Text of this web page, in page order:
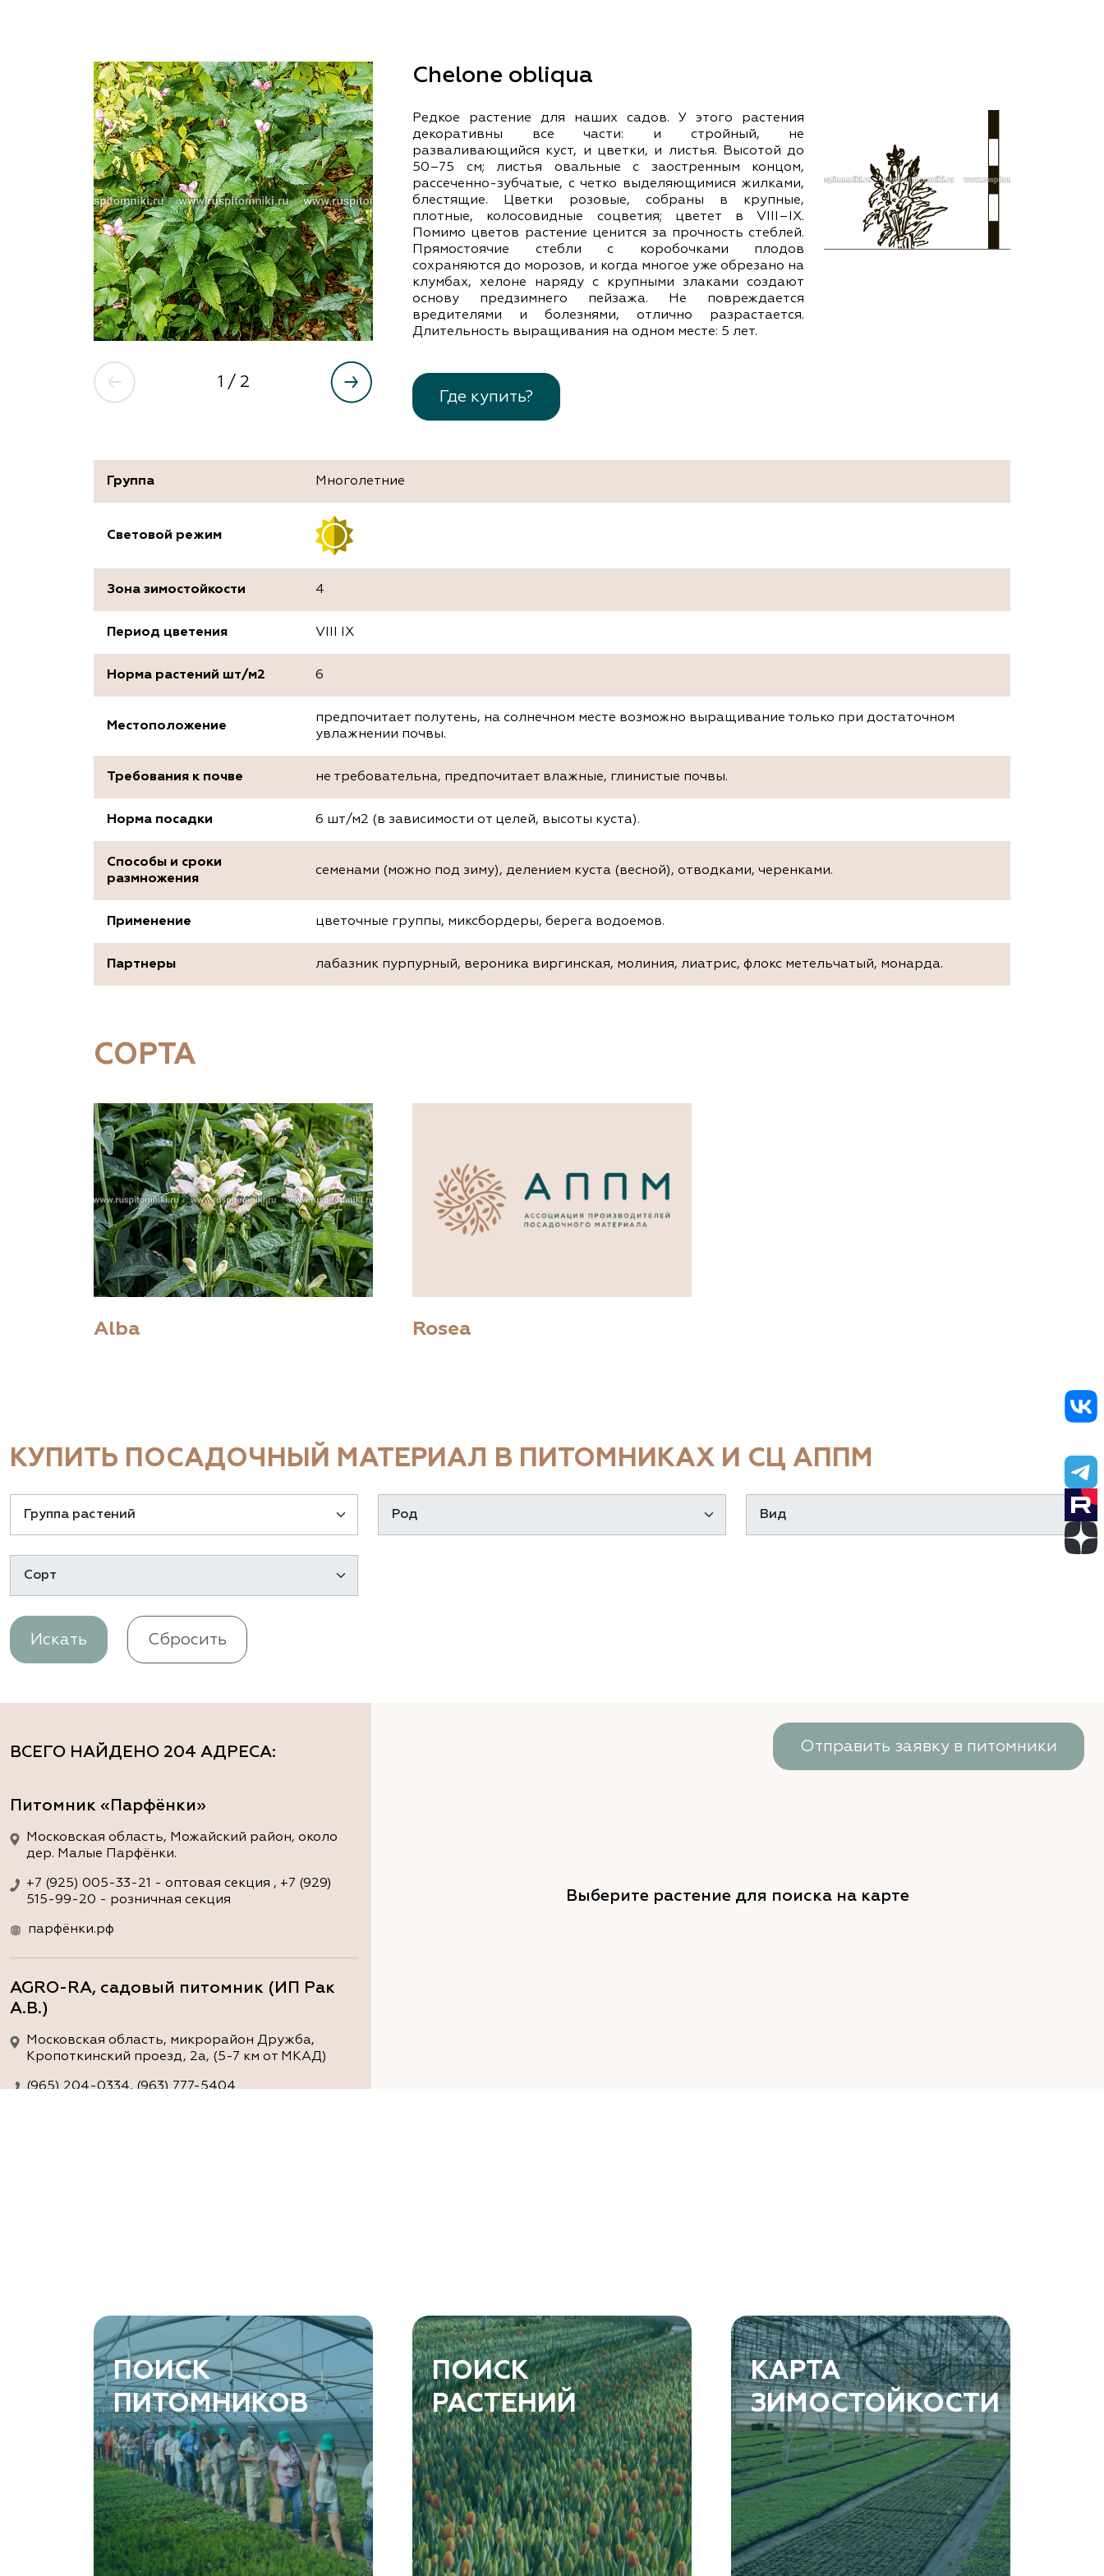
Региональные
представительства
1 / 2
Chelone obliqua
Редкое растение для наших садов. У этого растения
декоративны все части: и стройный, не
разваливающийся куст, и цветки, и листья. Высотой до
50–75 см; листья овальные с заостренным концом,
рассеченно-зубчатые, с четко выделяющимися жилками,
блестящие. Цветки розовые, собраны в крупные,
плотные, колосовидные соцветия; цветет в VІІІ–ІХ.
Помимо цветов растение ценится за прочность стеблей.
Прямостоячие стебли с коробочками плодов
сохраняются до морозов, и когда многое уже обрезано на
клумбах, хелоне наряду с крупными злаками создают
основу предзимнего пейзажа. Не повреждается
вредителями и болезнями, отлично разрастается.
Длительность выращивания на одном месте: 5 лет.
Где купить?
Группа Многолетние
Световой режим
Зона зимостойкости 4
Период цветения VIII IX
Норма растений шт/м2 6
Местоположение
предпочитает полутень, на солнечном месте возможно выращивание только при достаточном
увлажнении почвы.
Требования к почве не требовательна, предпочитает влажные, глинистые почвы.
Норма посадки 6 шт/м2 (в зависимости от целей, высоты куста).
Способы и сроки
размножения
семенами (можно под зиму), делением куста (весной), отводками, черенками.
Применение цветочные группы, миксбордеры, берега водоемов.
Партнеры лабазник пурпурный, вероника виргинская, молиния, лиатрис, флокс метельчатый, монарда.
СОРТА
Alba Rosea
КУПИТЬ ПОСАДОЧНЫЙ МАТЕРИАЛ В ПИТОМНИКАХ И СЦ АППМ
Искать Сбросить
ВСЕГО НАЙДЕНО 204 АДРЕСА:
Питомник «Парфёнки»
Московская область, Можайский район, около
дер. Малые Парфёнки.
+7 (925) 005-33-21 - оптовая секция , +7 (929)
515-99-20 - розничная секция
парфёнки.рф
AGRO-RA, садовый питомник (ИП Рак
А.В.)
Московская область, микрорайон Дружба,
Кропоткинский проезд, 2а, (5-7 км от МКАД)
(965) 204-0334, (963) 777-5404
ArtGreen (питомник декоративных
растений, АртГрин)
Ростовская область, Ростов-на-Дону,
Левобережная ул, дом № 37
8 966 206 7222
www.art-green.ru
Garden Group, ООО «Девелопмент Груп»
Отправить заявку в питомники
Выберите растение для поиска на карте
ПОИСК
ПИТОМНИКОВ
ПОИСК
РАСТЕНИЙ
КАРТА
ЗИМОСТОЙКОСТИ